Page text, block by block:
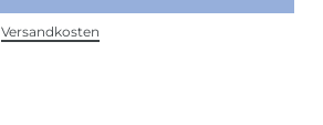
Versandkosten